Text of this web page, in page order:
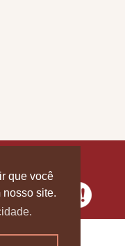
que você
site.